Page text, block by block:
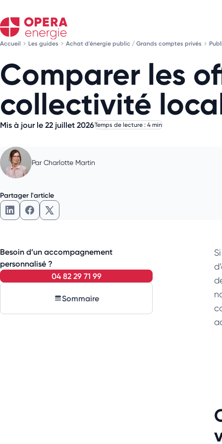
Accueil Les guides Achat d'énergie public / Grands comptes privés
Comparer les
collectivité
Mis à jour le 22 juillet 2026Temps de lecture : 4 min
Par Charlotte Martin
Partager l'article
Partager l'article sur LinkedIn
Partager l'article sur Facebook
Partager l'article sur X
Besoin d’un accompagnement
personnalisé ?
04 82 29 71 99
Sommaire